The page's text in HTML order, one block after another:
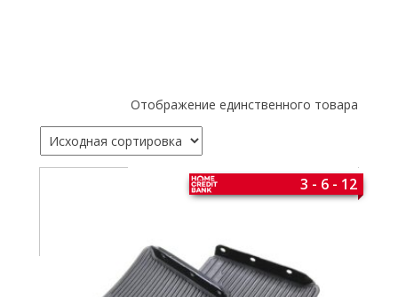
Отображение единственного товара
3 - 6 - 12